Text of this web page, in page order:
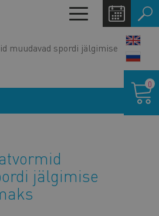
Toggle
navigation
muudavad spordi jälgimise
jälgimise
0